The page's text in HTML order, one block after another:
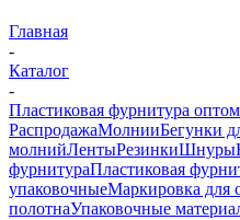
Главная
-
Каталог
-
Пластиковая фурнитура оптом
РаспродажаМолнииБегунки
молнийЛентыРезинкиШнуры
фурнитураПластиковая
упаковочныеМаркировка для
полотнаУпаковочные